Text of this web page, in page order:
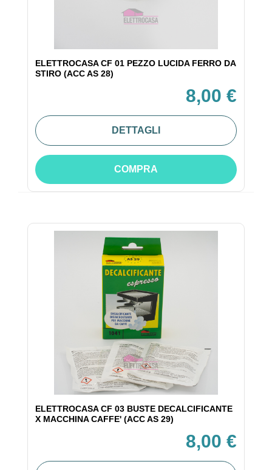
ELETTROCASA CF 01 PEZZO LUCIDA FERRO DA
STIRO (ACC AS 28)
8,00 €
DETTAGLI
COMPRA
ELETTROCASA CF 03 BUSTE DECALCIFICANTE
X MACCHINA CAFFE' (ACC AS 29)
8,00 €